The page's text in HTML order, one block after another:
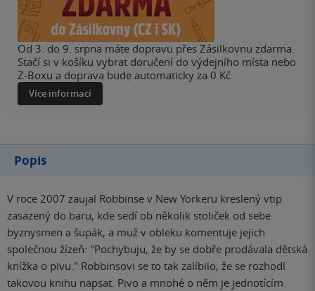
Od 3. do 9. srpna máte dopravu přes Zásilkovnu zdarma.
Stačí si v košíku vybrat doručení do výdejního místa nebo
Z-Boxu a doprava bude automaticky za 0 Kč.
Více informací
Popis
V roce 2007 zaujal Robbinse v New Yorkeru kreslený vtip
zasazený do baru, kde sedí ob několik stoliček od sebe
byznysmen a šupák, a muž v obleku komentuje jejich
společnou žízeň: "Pochybuju, že by se dobře prodávala dětská
knížka o pivu." Robbinsovi se to tak zalíbilo, že se rozhodl
takovou knihu napsat. Pivo a mnohé o něm je jednotícím